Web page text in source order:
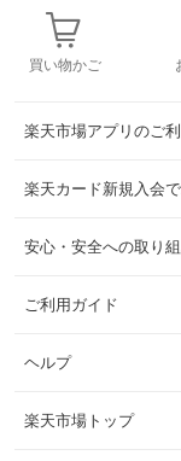
買い物かご
楽天市場アプリのご
楽天カード新規入会
安心・安全への取り
ご利用ガイド
ヘルプ
楽天市場トップ